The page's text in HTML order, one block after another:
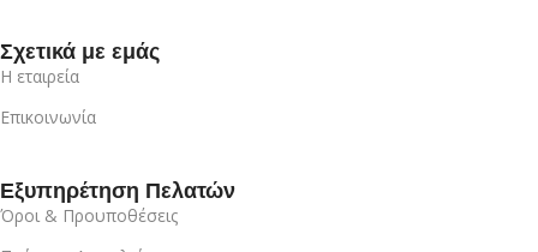
Σχετικά με εμάς
Η εταιρεία
Επικοινωνία
Εξυπηρέτηση Πελατών
Όροι & Προυποθέσεις